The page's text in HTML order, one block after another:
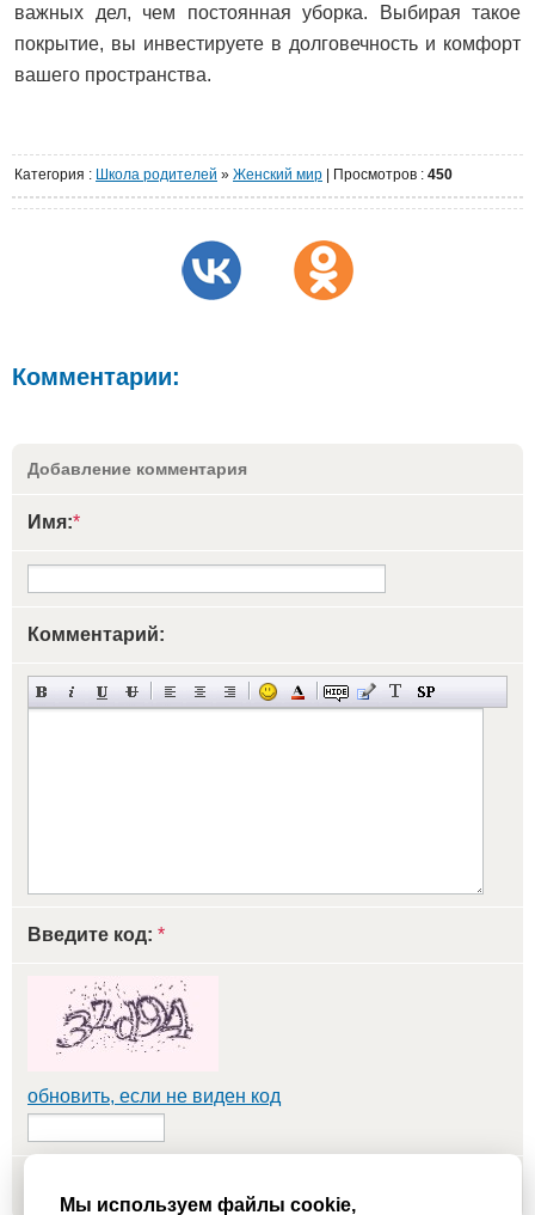
важных дел, чем постоянная уборка. Выбирая такое
покрытие, вы инвестируете в долговечность и комфорт
вашего пространства.
Категория : Школа родителей » Женский мир Просмотров : 450
Комментарии:
Добавление комментария
Имя:*
Комментарий:
Введите код: *
обновить, если не виден код
Мы используем файлы cookie,